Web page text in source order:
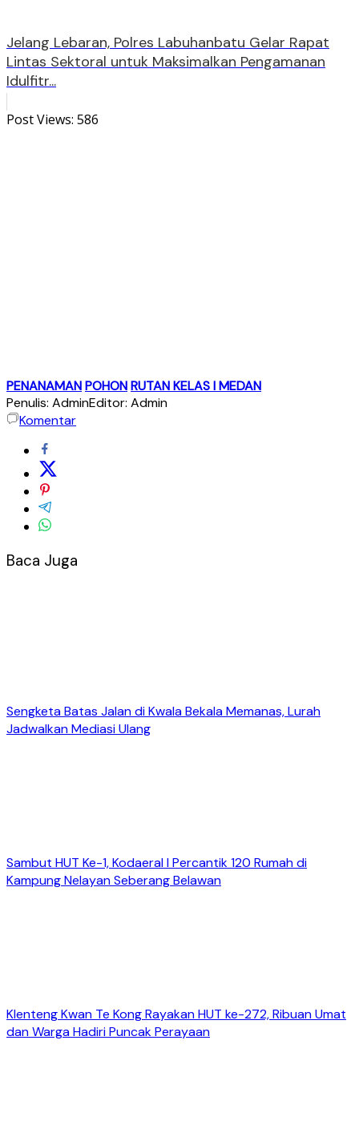
Jelang Lebaran, Polres Labuhanbatu Gelar Rapat
Lintas Sektoral untuk Maksimalkan Pengamanan
Idulfitr...
Post Views: 586
PENANAMANPOHONRUTAN KELAS I MEDAN
Penulis: AdminEditor: Admin
Komentar
Baca Juga
Sengketa Batas Jalan di Kwala Bekala Memanas, Lurah
Jadwalkan Mediasi Ulang
Sambut HUT Ke-1, Kodaeral I Percantik 120 Rumah di
Kampung Nelayan Seberang Belawan
Klenteng Kwan Te Kong Rayakan HUT ke-272, Ribuan Umat
dan Warga Hadiri Puncak Perayaan